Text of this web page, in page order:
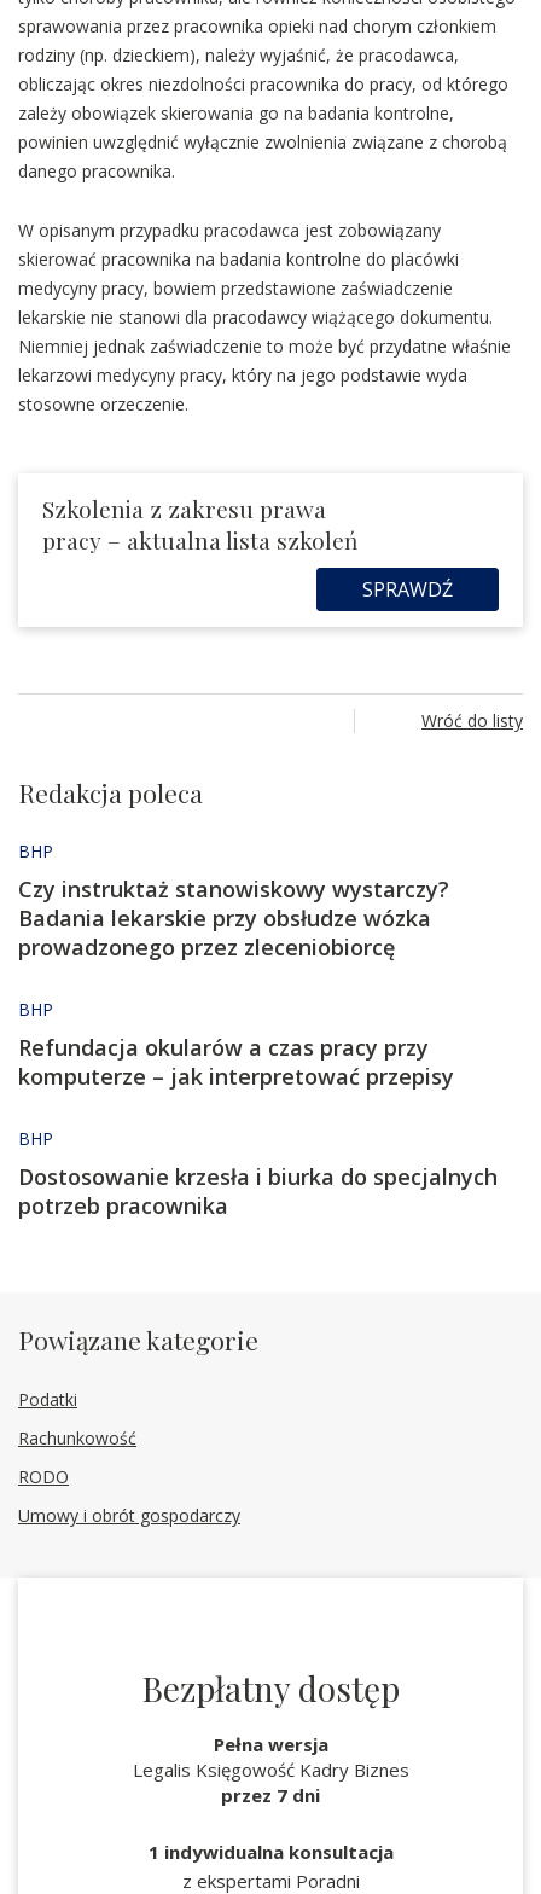
sprawowania przez pracownika opieki nad chorym członkiem
rodziny (np. dzieckiem), należy wyjaśnić, że pracodawca,
obliczając okres niezdolności pracownika do pracy, od którego
zależy obowiązek skierowania go na badania kontrolne,
powinien uwzględnić wyłącznie zwolnienia związane z chorobą
danego pracownika.
W opisanym przypadku pracodawca jest zobowiązany
skierować pracownika na badania kontrolne do placówki
medycyny pracy, bowiem przedstawione zaświadczenie
lekarskie nie stanowi dla pracodawcy wiążącego dokumentu.
Niemniej jednak zaświadczenie to może być przydatne właśnie
lekarzowi medycyny pracy, który na jego podstawie wyda
stosowne orzeczenie.
Szkolenia z zakresu prawa
pracy – aktualna lista szkoleń
SPRAWDŹ
Wróć do listy
Redakcja poleca
BHP
Czy instruktaż stanowiskowy wystarczy?
Badania lekarskie przy obsłudze wózka
prowadzonego przez zleceniobiorcę
BHP
Refundacja okularów a czas pracy przy
komputerze – jak interpretować przepisy
BHP
Dostosowanie krzesła i biurka do specjalnych
potrzeb pracownika
Powiązane kategorie
Podatki
Rachunkowość
RODO
Umowy i obrót gospodarczy
Bezpłatny dostęp
Pełna wersja
Legalis Księgowość Kadry Biznes
przez 7 dni
1 indywidualna konsultacja
z ekspertami Poradni